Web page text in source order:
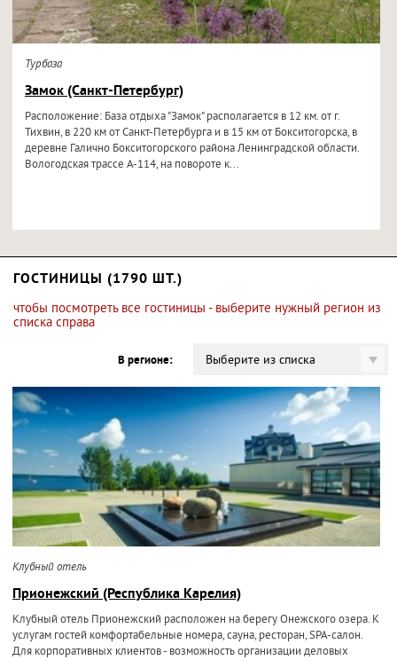
Турбаза
Замок (Санкт-Петербург)
Расположение: База отдыха "Замок" располагается в 12 км. от г.
Тихвин, в 220 км от Санкт-Петербурга и в 15 км от Бокситогорска, в
деревне Галично Бокситогорского района Ленинградской области.
Вологодская трассе А-114, на повороте к...
ГОСТИНИЦЫ (1790 ШТ.)
чтобы посмотреть все гостиницы - выберите нужный регион из
списка справа
В регионе: Выберите из списка
Клубный отель
Прионежский (Республика Карелия)
Клубный отель Прионежский расположен на берегу Онежского озера. К
услугам гостей комфортабельные номера, сауна, ресторан, SPA-салон.
Для корпоративных клиентов - возможность организации деловых